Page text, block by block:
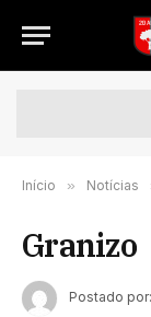
Início » Notícias
Granizo
Postado por: